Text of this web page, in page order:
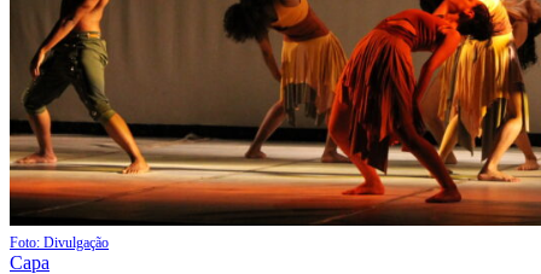
Foto: Divulgação
Capa